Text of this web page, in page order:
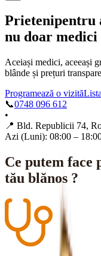
Prietenipentru
nu doar medici
Aceiași medici, aceeași
blânde și prețuri
Programează o vizită
📞0748 096 612
•
📍 Bld. Republicii 74,
Azi (Luni): 08:00 –
Ce putem face
tău blănos ?